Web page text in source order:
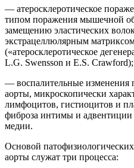
— атеросклеротическое
типом поражения мышечной
замещению эластических
экстрацеллюлярным
(«атеросклеротическое
L.G. Swensson и E.S. Crawford);
— воспалительные изменения
аорты, микроскопически
лимфоцитов, гистиоцитов и
фиброза интимы и адвентиции
медии.
Основой
аорты служат три процесса: